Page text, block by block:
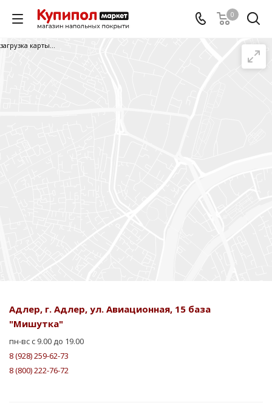
0
загрузка карты...
Адлер, г. Адлер, ул. Авиационная, 15 база
"Мишутка"
пн-вс с 9.00 до 19.00
8 (928) 259-62-73
8 (800) 222-76-72